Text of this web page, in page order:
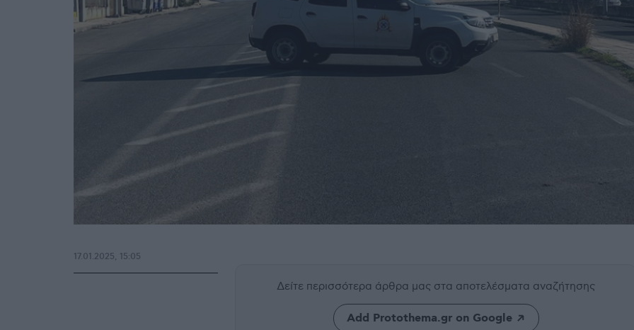
Δείτε περισσότερα άρθρα μας στα αποτελέσματα αναζήτησης
Add Protothema.gr on Google
17.01.2025, 15:05